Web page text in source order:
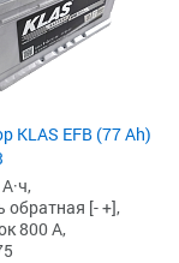
KLAS EFB (77 Ah)
обратная [- +],
800 А,